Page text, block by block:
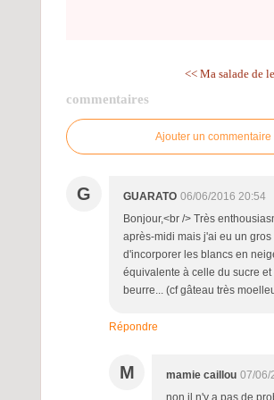
<< Ma salade de
commentaires
Ajouter un commentaire
G GUARATO 06/06/2016 20:54
Bonjour,<br /> Très
après-midi mais j'ai eu un
d'incorporer les blancs en
équivalente à celle du sucre
beurre... (cf gâteau très
Répondre
M mamie caillou 07/06/
non il n'y a pas de